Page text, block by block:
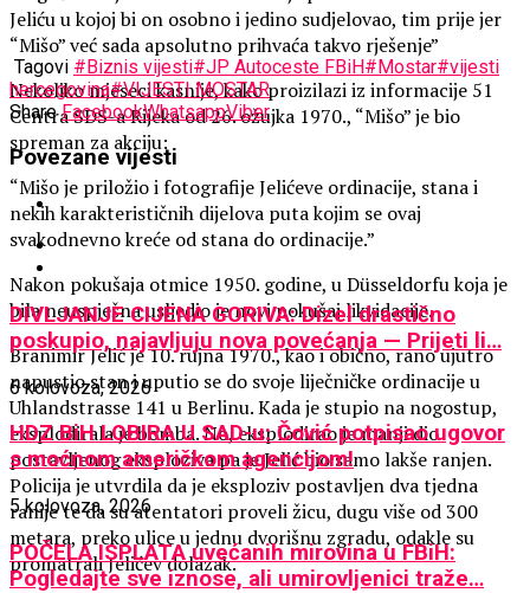
Jeliću u kojoj bi on osobno i jedino sudjelovao, tim prije jer
“Mišo” već sada apsolutno prihvaća takvo rješenje”
Nekoliko mjeseci kasnije, kako proizilazi iz informacije 51
Centra SDS-a Rijeka od 26. ožujka 1970., “Mišo” je bio
spreman za akciju:
“Mišo je priložio i fotografije Jelićeve ordinacije, stana i
nekih karakterističnih dijelova puta kojim se ovaj
svakodnevno kreće od stana do ordinacije.”
Nakon pokušaja otmice 1950. godine, u Düsseldorfu koja je
bila neuspješna usljedio je novi pokušaj likvidacije.
Branimir Jelić je 10. rujna 1970., kao i obično, rano ujutro
napustio stan i uputio se do svoje liječničke ordinacije u
Uhlandstrasse 141 u Berlinu. Kada je stupio na nogostup,
eksplodirala je bomba. No, eksplodirao je manji dio
postavljenog eksploziva pa je Jelić bio samo lakše ranjen.
Policija je utvrdila da je eksploziv postavljen dva tjedna
ranije te da su atentatori proveli žicu, dugu više od 300
metara, preko ulice u jednu dvorišnu zgradu, odakle su
promatrali Jelićev dolazak.
Tagovi #Biznis vijesti#JP Autoceste FBiH#Mostar#vijesti
hercegovina#VIJESTI MOSTAR
Share FacebookWhatsappViber
Povezane vijesti
DIVLJANJE CIJENA GORIVA: Dizel drastično
poskupio, najavljuju nova povećanja — Prijeti li…
6 kolovoza, 2026
HDZ BiH LOBIRA U SAD-u: Čović potpisao ugovor
s moćnom američkom agencijom!
5 kolovoza, 2026
POČELA ISPLATA uvećanih mirovina u FBiH:
Pogledajte sve iznose, ali umirovljenici traže…